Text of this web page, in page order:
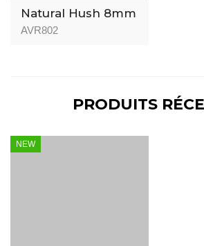
Natural Hush 8mm
AVR802
PRODUITS
NEW